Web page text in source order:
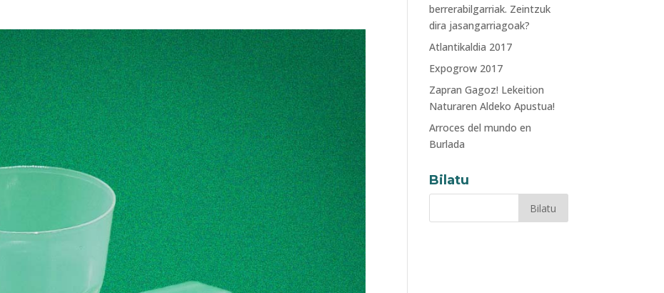
berrerabilgarriak. Zeintzuk
dira jasangarriagoak?
Atlantikaldia 2017
Expogrow 2017
Zapran Gagoz! Lekeition
Naturaren Aldeko Apustua!
Arroces del mundo en
Burlada
Bilatu